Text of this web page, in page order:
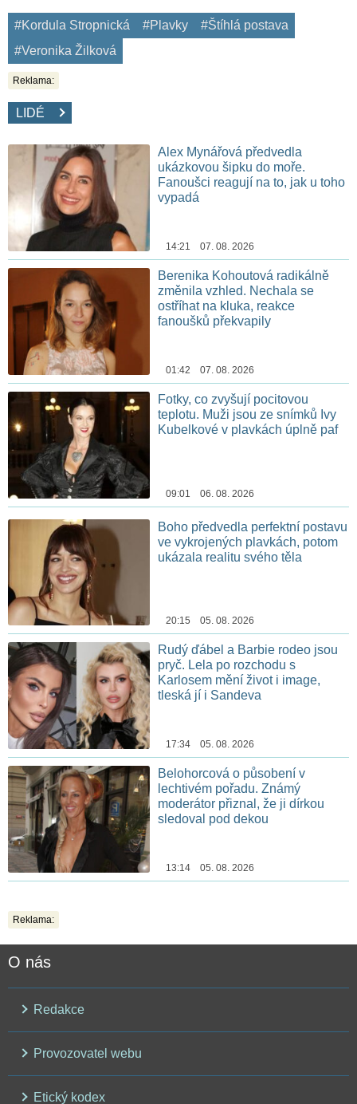
#Kordula Stropnická #Plavky
#Štíhlá postava
#Veronika Žilková
Reklama:
LIDÉ
Alex Mynářová předvedla
ukázkovou šipku do moře.
Fanoušci reagují na to, jak u toho
vypadá
14:21 07. 08. 2026
Berenika Kohoutová radikálně
změnila vzhled. Nechala se
ostříhat na kluka, reakce
fanoušků překvapily
01:42 07. 08. 2026
Fotky, co zvyšují pocitovou
teplotu. Muži jsou ze snímků Ivy
Kubelkové v plavkách úplně paf
09:01 06. 08. 2026
Boho předvedla perfektní postavu
ve vykrojených plavkách, potom
ukázala realitu svého těla
20:15 05. 08. 2026
Rudý ďábel a Barbie rodeo jsou
pryč. Lela po rozchodu s
Karlosem mění život i image,
tleská jí i Sandeva
17:34 05. 08. 2026
Belohorcová o působení v
lechtivém pořadu. Známý
moderátor přiznal, že ji dírkou
sledoval pod dekou
13:14 05. 08. 2026
Reklama:
O nás
Redakce
Provozovatel webu
Etický kodex